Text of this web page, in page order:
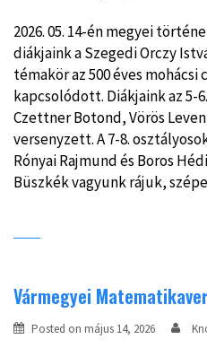
2026. 05. 14-én megyei
diákjaink a Szegedi Orczy
témakör az 500 éves mohácsi
kapcsolódott. Diákjaink az 5-
Czettner Botond, Vörös
versenyzett. A 7-8.
Rónyai Rajmund és Boros
Büszkék vagyunk rájuk,
Vármegyei
Posted on május 14, 2026